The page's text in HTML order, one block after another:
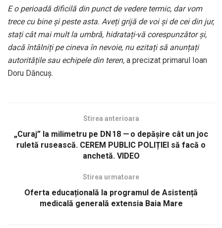
E o perioadă dificilă din punct de vedere termic, dar vom
trece cu bine și peste asta. Aveți grijă de voi și de cei din jur,
stați cât mai mult la umbră, hidratați-vă corespunzător și,
dacă întâlniți pe cineva în nevoie, nu ezitați să anunțați
autoritățile sau echipele din teren, a precizat primarul Ioan
Doru Dăncuș.
Stirea anterioara
„Curaj” la milimetru pe DN 18 — o depășire cât un joc
ruletă rusească. CEREM PUBLIC POLIȚIEI să facă o
anchetă. VIDEO
Stirea urmatoare
Oferta educațională la programul de Asistență
medicală generală extensia Baia Mare